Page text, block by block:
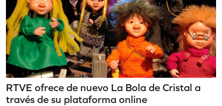
RTVE ofrece de nuevo La Bola de Cristal a
través de su plataforma online